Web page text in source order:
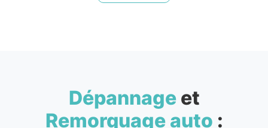
Dépannageet
Remorquage auto :